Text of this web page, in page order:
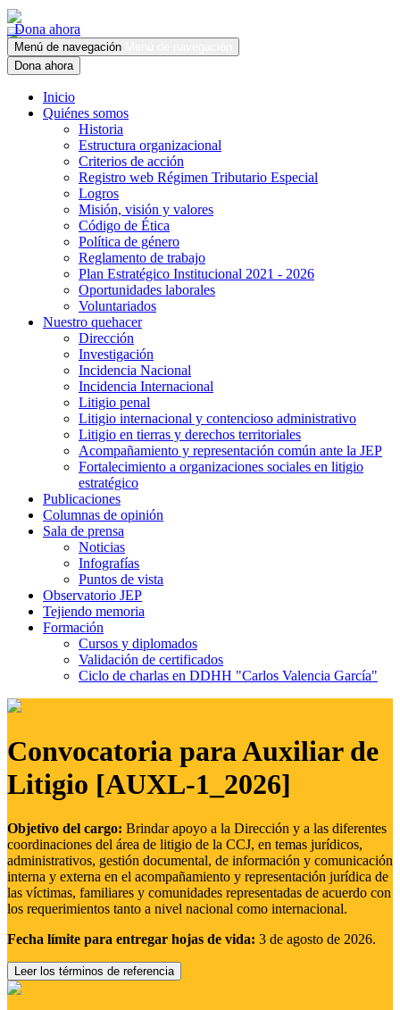
Dona ahora
Menú de navegación
Dona ahora
Inicio
Quiénes somos
Historia
Estructura organizacional
Criterios de acción
Registro web Régimen Tributario Especial
Logros
Misión, visión y valores
Código de Ética
Política de género
Reglamento de trabajo
Plan Estratégico Institucional 2021 - 2026
Oportunidades laborales
Voluntariados
Nuestro quehacer
Dirección
Investigación
Incidencia Nacional
Incidencia Internacional
Litigio penal
Litigio internacional y contencioso administrativo
Litigio en tierras y derechos territoriales
Acompañamiento y representación común ante la JEP
Fortalecimiento a organizaciones sociales en litigio
estratégico
Publicaciones
Columnas de opinión
Sala de prensa
Noticias
Infografías
Puntos de vista
Observatorio JEP
Tejiendo memoria
Formación
Cursos y diplomados
Validación de certificados
Ciclo de charlas en DDHH "Carlos Valencia García"
Convocatoria para Auxiliar de
Litigio [AUXL-1_2026]
Objetivo del cargo: Brindar apoyo a la Dirección y a las diferentes
coordinaciones del área de litigio de la CCJ, en temas jurídicos,
administrativos, gestión documental, de información y comunicación
interna y externa en el acompañamiento y representación jurídica de
las víctimas, familiares y comunidades representadas de acuerdo con
los requerimientos tanto a nivel nacional como internacional.
Fecha límite para entregar hojas de vida: 3 de agosto de 2026.
Leer los términos de referencia